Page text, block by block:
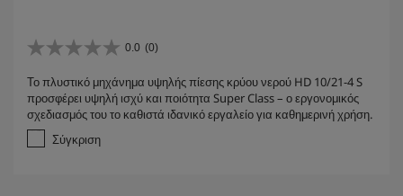
0.0 (0)
0
0
α
π
5
Το πλυστικό μηχάνημα υψηλής πίεσης κρύου νερού HD 10/21-4 S
προσφέρει υψηλή ισχύ και ποιότητα Super Class – ο εργονομικός
σχεδιασμός του το καθιστά ιδανικό εργαλείο για καθημερινή χρήση.
Σύγκριση